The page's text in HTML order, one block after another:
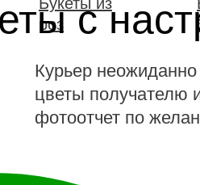
роз
Курьер неожиданно
цветы получателю
фотоотчет по
с